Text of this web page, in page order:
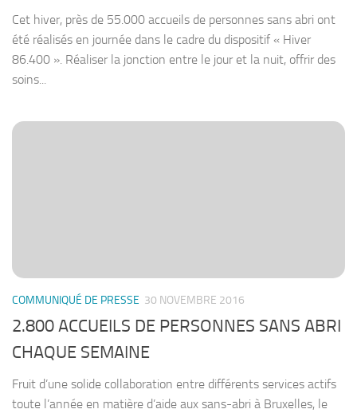
Cet hiver, près de 55.000 accueils de personnes sans abri ont
été réalisés en journée dans le cadre du dispositif « Hiver
86.400 ». Réaliser la jonction entre le jour et la nuit, offrir des
soins...
COMMUNIQUÉ DE PRESSE 30 NOVEMBRE 2016
2.800 ACCUEILS DE PERSONNES SANS ABRI
CHAQUE SEMAINE
Fruit d’une solide collaboration entre différents services actifs
toute l’année en matière d’aide aux sans-abri à Bruxelles, le